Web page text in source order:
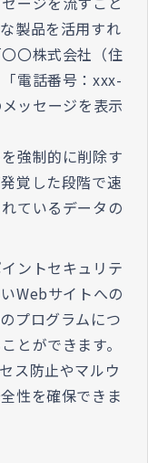
製品を活用すれ
〇株式会社（住
電話番号：xxx-
ッセージを表示
強制的に削除す
覚した段階で速
ているデータの
ントセキュリテ
Webサイトへの
プログラムにつ
とができます。
ス防止やマルウ
性を確保できま